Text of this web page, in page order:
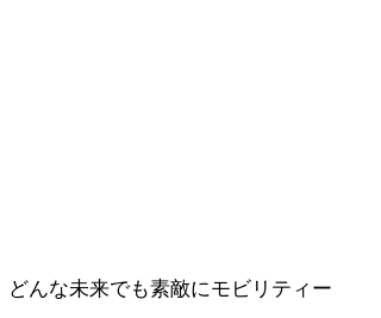
どんな未来でも素敵にモビリティー